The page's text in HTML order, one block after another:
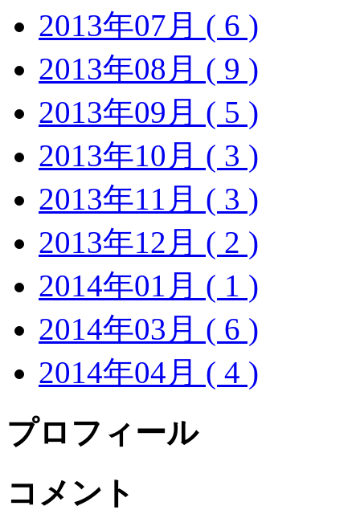
2013年07月 ( 6 )
2013年08月 ( 9 )
2013年09月 ( 5 )
2013年10月 ( 3 )
2013年11月 ( 3 )
2013年12月 ( 2 )
2014年01月 ( 1 )
2014年03月 ( 6 )
2014年04月 ( 4 )
プロフィール
コメント